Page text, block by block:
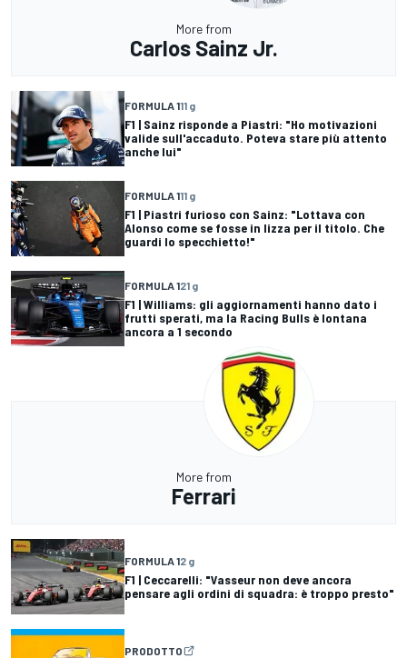
More from
Carlos Sainz Jr.
FORMULA 111 g
F1 | Sainz risponde a Piastri: "Ho motivazioni
valide sull'accaduto. Poteva stare più attento
anche lui"
FORMULA 111 g
F1 | Piastri furioso con Sainz: "Lottava con
Alonso come se fosse in lizza per il titolo. Che
guardi lo specchietto!"
FORMULA 121 g
F1 | Williams: gli aggiornamenti hanno dato i
frutti sperati, ma la Racing Bulls è lontana
ancora a 1 secondo
More from
Ferrari
FORMULA 12 g
F1 | Ceccarelli: "Vasseur non deve ancora
pensare agli ordini di squadra: è troppo presto"
PRODOTTO